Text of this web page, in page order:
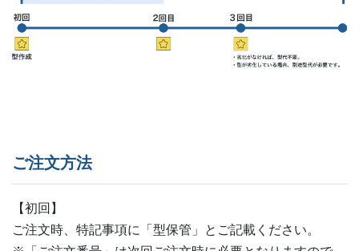
ご注文方法
【初回】
ご注文時、特記事項に「型保管」とご記載ください。